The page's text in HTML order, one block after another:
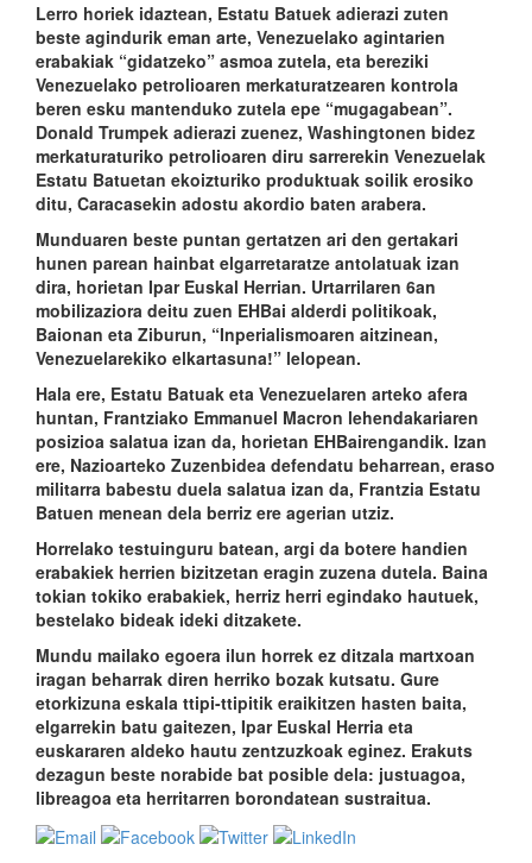
Lerro horiek idaztean, Estatu Batuek adierazi zuten
beste agindurik eman arte, Venezuelako agintarien
erabakiak “gidatzeko” asmoa zutela, eta bereziki
Venezuelako petrolioaren merkaturatzearen kontrola
beren esku mantenduko zutela epe “mugagabean”.
Donald Trumpek adierazi zuenez, Washingtonen bidez
merkaturaturiko petrolioaren diru sarrerekin Venezuelak
Estatu Batuetan ekoizturiko produktuak soilik erosiko
ditu, Caracasekin adostu akordio baten arabera.
Munduaren beste puntan gertatzen ari den gertakari
hunen parean hainbat elgarretaratze antolatuak izan
dira, horietan Ipar Euskal Herrian. Urtarrilaren 6an
mobilizaziora deitu zuen EHBai alderdi politikoak,
Baionan eta Ziburun, “Inperialismoaren aitzinean,
Venezuelarekiko elkartasuna!” lelopean.
Hala ere, Estatu Batuak eta Venezuelaren arteko afera
huntan, Frantziako Emmanuel Macron lehendakariaren
posizioa salatua izan da, horietan EHBairengandik. Izan
ere, Nazioarteko Zuzenbidea defendatu beharrean, eraso
militarra babestu duela salatua izan da, Frantzia Estatu
Batuen menean dela berriz ere agerian utziz.
Horrelako testuinguru batean, argi da botere handien
erabakiek herrien bizitzetan eragin zuzena dutela. Baina
tokian tokiko erabakiek, herriz herri egindako hautuek,
bestelako bideak ideki ditzakete.
Mundu mailako egoera ilun horrek ez ditzala martxoan
iragan beharrak diren herriko bozak kutsatu. Gure
etorkizuna eskala ttipi-ttipitik eraikitzen hasten baita,
elgarrekin batu gaitezen, Ipar Euskal Herria eta
euskararen aldeko hautu zentzuzkoak eginez. Erakuts
dezagun beste norabide bat posible dela: justuagoa,
libreagoa eta herritarren borondatean sustraitua.